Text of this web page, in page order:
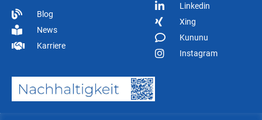
Blog
News
Karriere
Linkedin
Xing
Kununu
Instagram